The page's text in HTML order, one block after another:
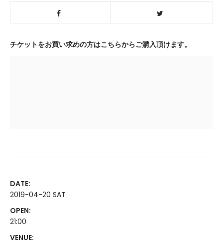
チケットをお買い求めの方はこちらからご購入頂けます。
DATE:
2019-04-20 SAT
OPEN:
21:00
VENUE: